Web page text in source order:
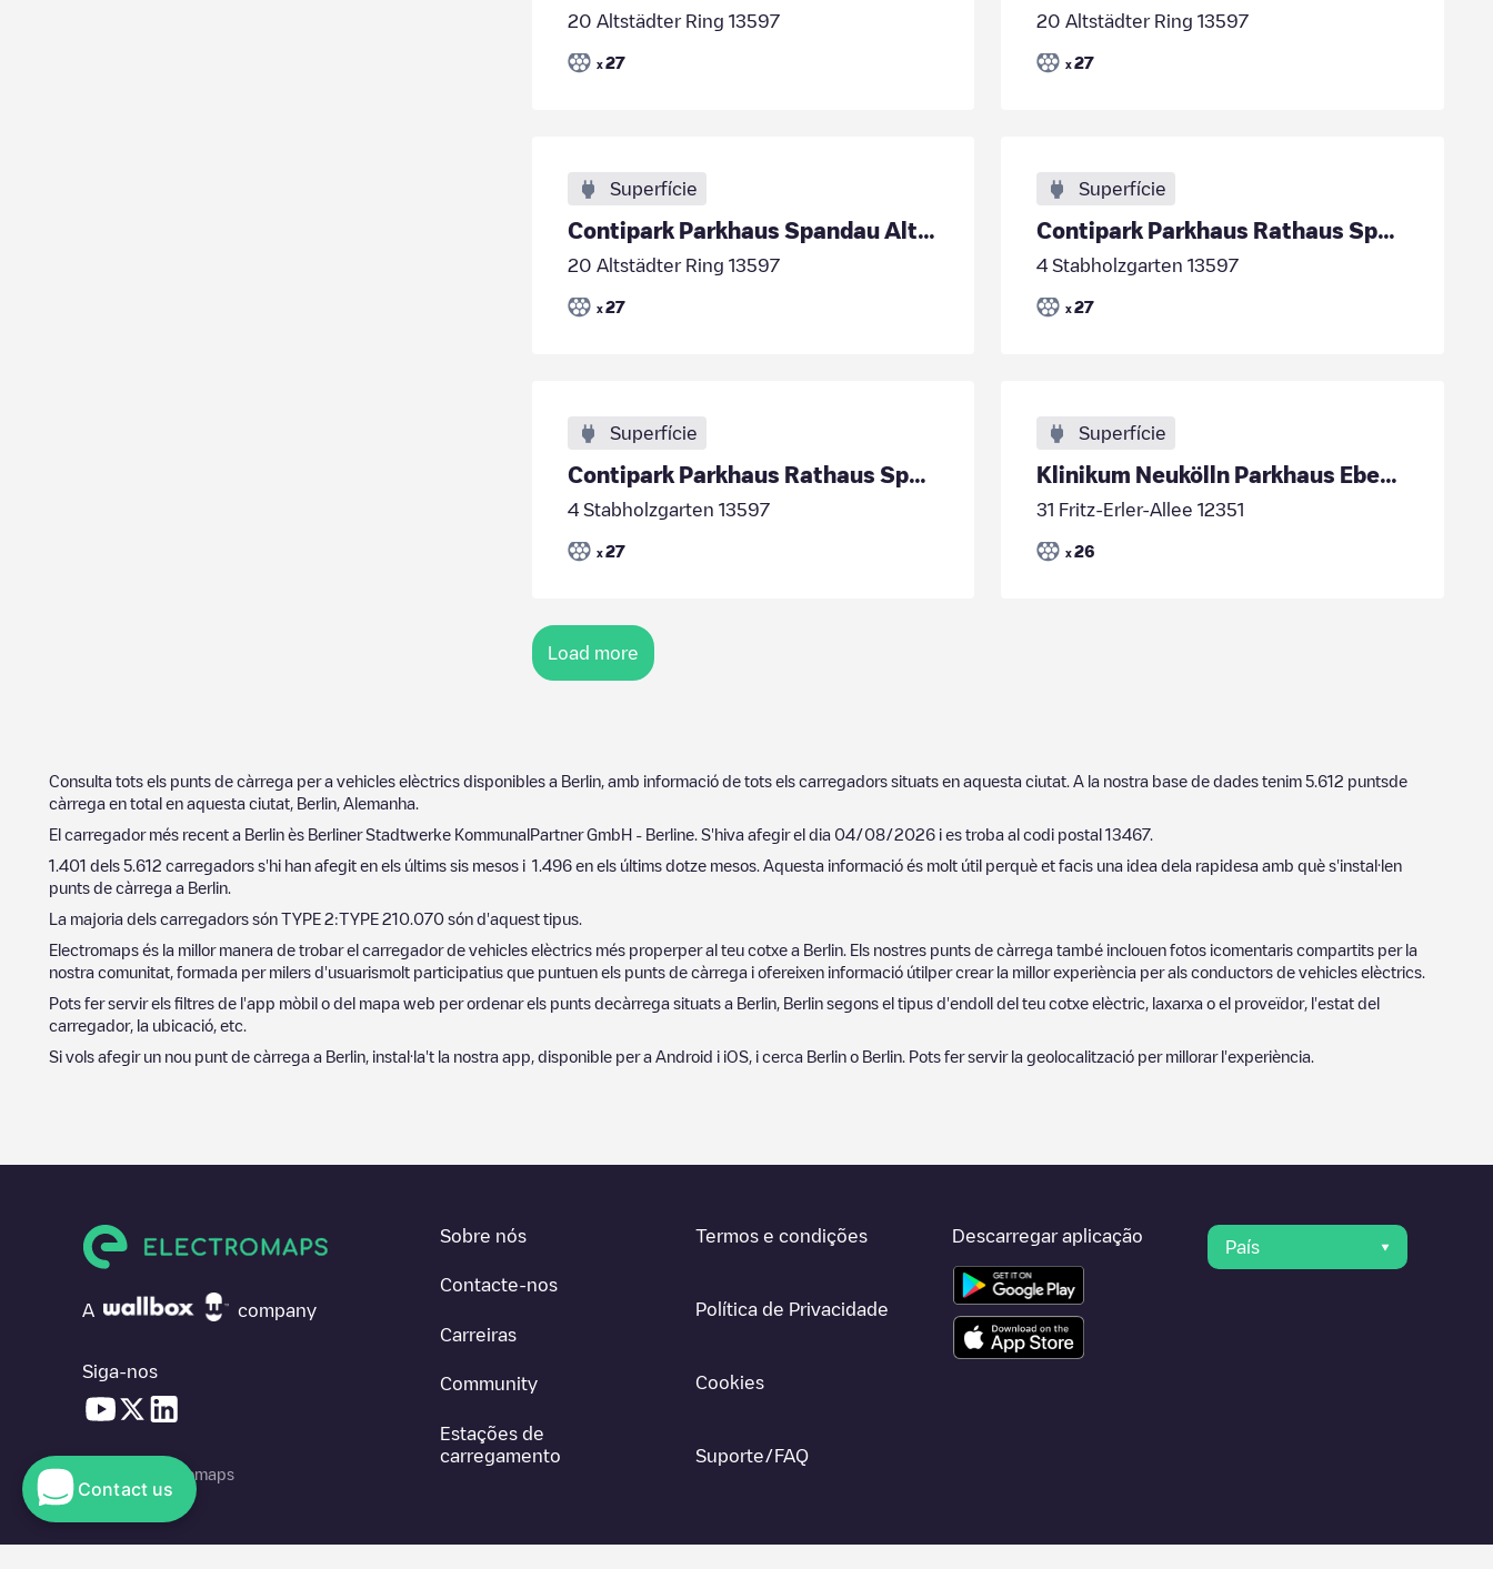
20 Altstädter Ring 13597
x 27
20 Altstädter Ring 13597
x 27
Superfície
Contipark Parkhaus Spandau Altstädter Ring
20 Altstädter Ring 13597
x 27
Superfície
Contipark Parkhaus Rathaus Spandau
4 Stabholzgarten 13597
x 27
Superfície
Contipark Parkhaus Rathaus Spandau
4 Stabholzgarten 13597
x 27
Superfície
Klinikum Neukölln Parkhaus Ebene 3
31 Fritz-Erler-Allee 12351
x 26
Load more
Consulta tots els punts de càrrega per a vehicles elèctrics disponibles a Berlin , amb informació de tots els carregadors situats en aquesta ciutat. A la nostra base de dades tenim 5.612 puntsde
càrrega en total en aquesta ciutat, Berlin Alemanha
El carregador més recent a Berlin ès Berliner Stadtwerke KommunalPartner GmbH - Berline . S'hiva afegir el dia 04/08/2026 i es troba al codi postal 13467.
1.401 dels 5.612 carregadors s'hi han afegit en els últims sis mesos i 1.496 en els últims dotze mesos. Aquesta informació és molt útil perquè et facis una idea dela rapidesa amb què s'instal·len
punts de càrrega a Berlin
La majoria dels carregadors són TYPE 2:TYPE 210.070 són d'aquest tipus.
Electromaps és la millor manera de trobar el carregador de vehicles elèctrics més properper al teu cotxe a Berlin . Els nostres punts de càrrega també inclouen fotos icomentaris compartits per la
nostra comunitat, formada per milers d'usuarismolt participatius que puntuen els punts de càrrega i ofereixen informació útilper crear la millor experiència per als conductors de vehicles elèctrics.
Pots fer servir els filtres de l'app mòbil o del mapa web per ordenar els punts decàrrega situats a Berlin Berlin segons el tipus d'endoll del teu cotxe elèctric, laxarxa o el proveïdor, l'estat del
carregador, la ubicació, etc.
Si vols afegir un nou punt de càrrega a Berlin , instal·la't la nostra app, disponible per a Android i iOS, i cerca Berlin o Berlin . Pots fer servir la geolocalització per millorar l'experiència.
A company
Siga-nos
© 2026 Electromaps
Sobre nós
Contacte-nos
Carreiras
Community
Estações de
carregamento
Termos e condições
Política de Privacidade
Cookies
Suporte/FAQ
Descarregar aplicação
País
Contact us